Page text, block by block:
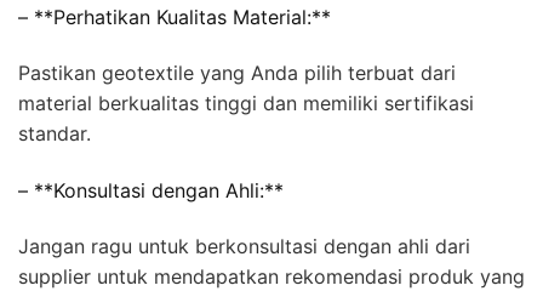
– **Perhatikan Kualitas Material:**
Pastikan geotextile yang Anda pilih terbuat dari
material berkualitas tinggi dan memiliki sertifikasi
standar.
– **Konsultasi dengan Ahli:**
Jangan ragu untuk berkonsultasi dengan ahli dari
supplier untuk mendapatkan rekomendasi produk yang